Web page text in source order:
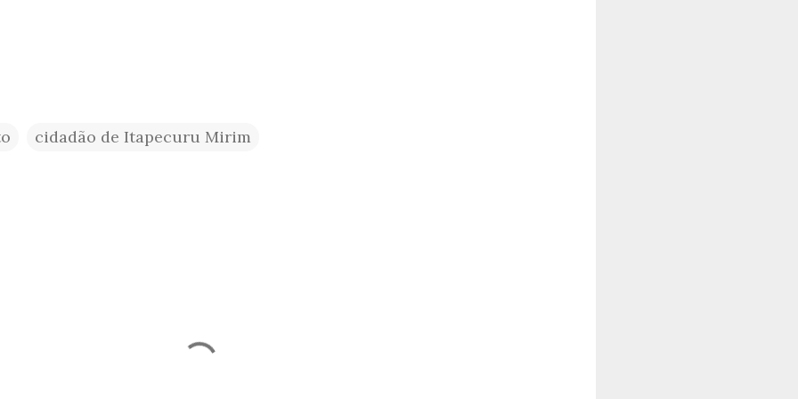
cidadão de Itapecuru Mirim